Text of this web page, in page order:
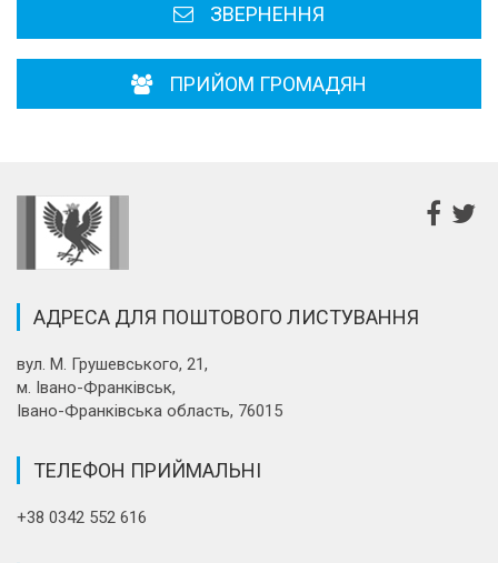
ЗВЕРНЕННЯ
ПРИЙОМ ГРОМАДЯН
АДРЕСА ДЛЯ ПОШТОВОГО ЛИСТУВАННЯ
вул. М. Грушевського, 21,
м. Івано-Франківськ,
Івано-Франківська область, 76015
ТЕЛЕФОН ПРИЙМАЛЬНІ
+38 0342 552 616